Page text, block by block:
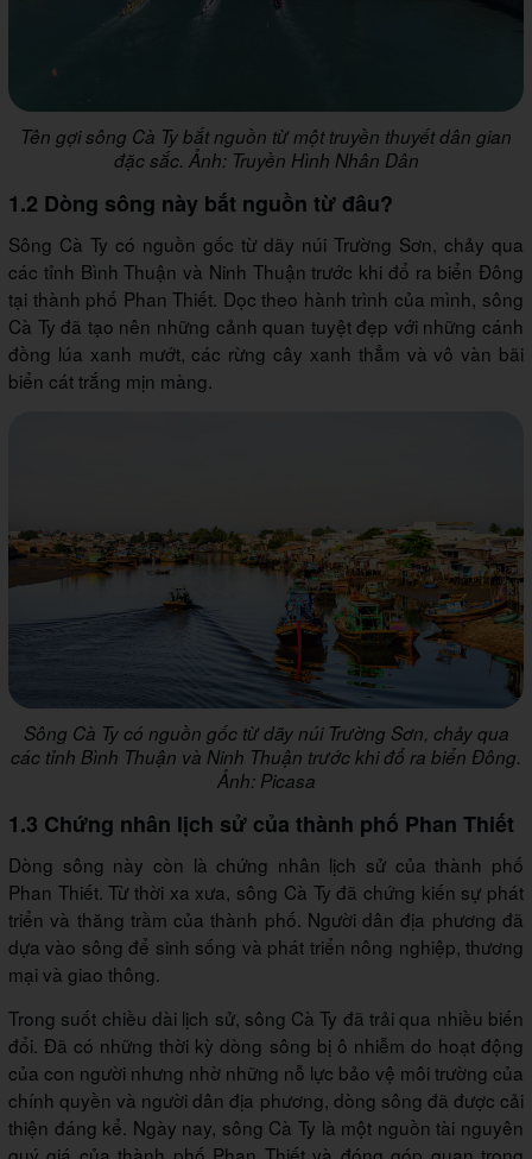
Tên gợi sông Cà Ty bắt nguồn từ một truyền thuyết dân gian
đặc sắc. Ảnh: Truyền Hình Nhân Dân
1.2 Dòng sông này bắt nguồn từ đâu?
Sông Cà Ty có nguồn gốc từ dãy núi Trường Sơn, chảy qua
các tỉnh Bình Thuận và Ninh Thuận trước khi đổ ra biển Đông
tại thành phố Phan Thiết. Dọc theo hành trình của mình, sông
Cà Ty đã tạo nên những cảnh quan tuyệt đẹp với những cánh
đồng lúa xanh mướt, các rừng cây xanh thẳm và vô vàn bãi
biển cát trắng mịn màng.
Sông Cà Ty có nguồn gốc từ dãy núi Trường Sơn, chảy qua
các tỉnh Bình Thuận và Ninh Thuận trước khi đổ ra biển Đông.
Ảnh: Picasa
1.3 Chứng nhân lịch sử của thành phố Phan Thiết
Dòng sông này còn là chứng nhân lịch sử của thành phố
Phan Thiết. Từ thời xa xưa, sông Cà Ty đã chứng kiến sự phát
triển và thăng trầm của thành phố. Người dân địa phương đã
dựa vào sông để sinh sống và phát triển nông nghiệp, thương
mại và giao thông.
Trong suốt chiều dài lịch sử, sông Cà Ty đã trải qua nhiều biến
đổi. Đã có những thời kỳ dòng sông bị ô nhiễm do hoạt động
của con người nhưng nhờ những nỗ lực bảo vệ môi trường của
chính quyền và người dân địa phương, dòng sông đã được cải
thiện đáng kể. Ngày nay, sông Cà Ty là một nguồn tài nguyên